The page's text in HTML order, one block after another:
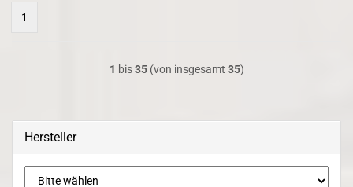
1
1 bis35(von insgesamt 35)
Hersteller